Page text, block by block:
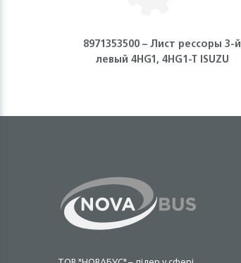
8971353500 – Лист рессоры 3-й
левый 4HG1, 4HG1-T ISUZU